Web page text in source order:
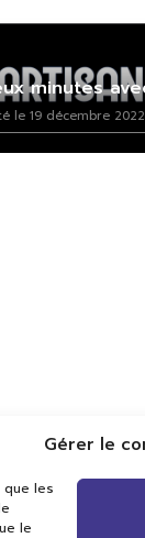
Gérer le
les
le
minutes
le 19 décembre 2022